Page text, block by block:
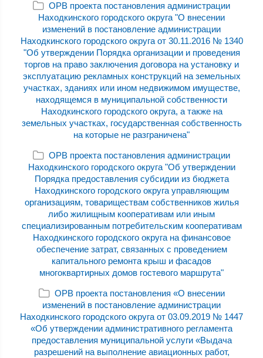
ОРВ проекта постановления администрации
Находкинского городского округа "О внесении
изменений в постановление администрации
Находкинского городского округа от 30.11.2016 № 1340
"Об утверждении Порядка организации и проведения
торгов на право заключения договора на установку и
эксплуатацию рекламных конструкций на земельных
участках, зданиях или ином недвижимом имуществе,
находящемся в муниципальной собственности
Находкинского городского округа, а также на
земельных участках, государственная собственность
на которые не разграничена"
ОРВ проекта постановления администрации
Находкинского городского округа "Об утверждении
Порядка предоставления субсидии из бюджета
Находкинского городского округа управляющим
организациям, товариществам собственников жилья
либо жилищным кооперативам или иным
специализированным потребительским кооперативам
Находкинского городского округа на финансовое
обеспечение затрат, связанных с проведением
капитального ремонта крыш и фасадов
многоквартирных домов гостевого маршрута"
ОРВ проекта постановления «О внесении
изменений в постановление администрации
Находкинского городского округа от 03.09.2019 № 1447
«Об утверждении административного регламента
предоставления муниципальной услуги «Выдача
разрешений на выполнение авиационных работ,